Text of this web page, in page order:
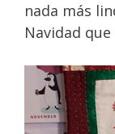
nada más
Navidad